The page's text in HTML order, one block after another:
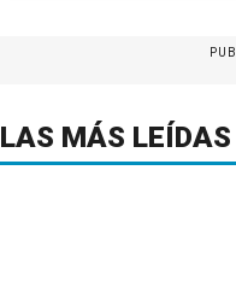
LAS MÁS LEÍDAS